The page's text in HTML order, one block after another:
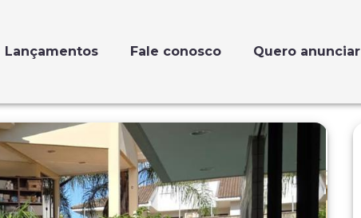
Lançamentos Fale conosco Quero anunciar